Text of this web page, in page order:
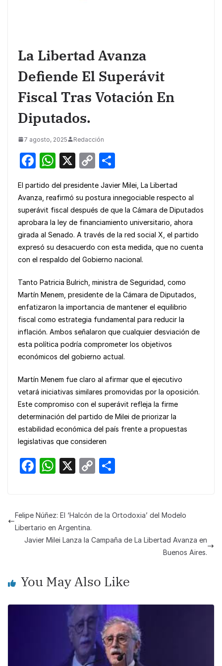
La Libertad Avanza
Defiende El Superávit
Fiscal Tras Votación En
Diputados.
7 agosto, 2025 Redacción
F
c
e
b
o
o
W
at
s
A
p
p
X
C
p
y
Li
n
k
ar
e
El partido del presidente Javier Milei, La Libertad
Avanza, reafirmó su postura innegociable respecto al
superávit fiscal después de que la Cámara de Diputados
aprobara la ley de financiamiento universitario, ahora
girada al Senado. A través de la red social X, el partido
expresó su desacuerdo con esta medida, que no cuenta
con el respaldo del Gobierno nacional.
Tanto Patricia Bulrich, ministra de Seguridad, como
Martín Menem, presidente de la Cámara de Diputados,
enfatizaron la importancia de mantener el equilibrio
fiscal como estrategia fundamental para reducir la
inflación. Ambos señalaron que cualquier desviación de
esta política podría comprometer los objetivos
económicos del gobierno actual.
Martín Menem fue claro al afirmar que el ejecutivo
vetará iniciativas similares promovidas por la oposición.
Este compromiso con el superávit refleja la firme
determinación del partido de Milei de priorizar la
estabilidad económica del país frente a propuestas
legislativas que consideren
F
e
b
o
k
W
s
A
p
X
C
y
n
e
Felipe Núñez: El ‘Halcón de la Ortodoxia’ del Modelo
Libertario en Argentina.
Javier Milei Lanza la Campaña de La Libertad Avanza en
Buenos Aires.
You May Also Like